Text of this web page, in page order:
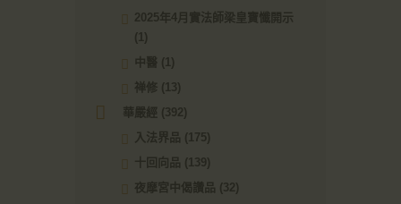
2025年4月實法師梁皇寶懺開示
(1)
中醫 (1)
禅修 (13)
華嚴經 (392)
入法界品 (175)
十回向品 (139)
夜摩宮中偈讚品 (32)